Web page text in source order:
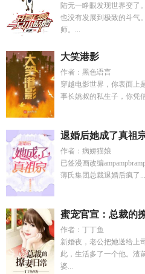
陆无一睁眼发现世界变了
也没有发展到极致的斗气
师。...
大笑港影
作者：黑色语言
穿越电影世界，你表面上
事长姚叔的私生子，你凭
退婚后她成了真祖
作者：病娇猫娘
已签漫画改编
薄氏集团总裁退婚后疯了...
蜜宠官宣：总裁的
作者：丁丁鱼
新婚夜，老公把她送给上
此，生活多了一个他。渣
婆...